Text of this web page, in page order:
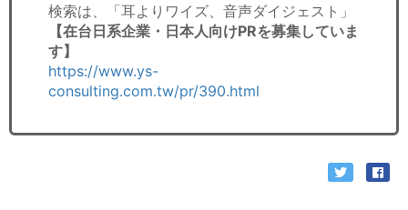
検索は、「耳よりワイズ、音声ダイジェスト」
【在台日系企業・日本人向けPRを募集していま
す】
https://www.ys-
consulting.com.tw/pr/390.html